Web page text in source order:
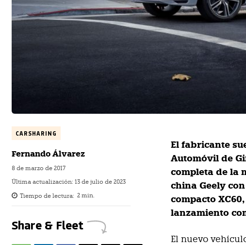
CARSHARING
Fernando Álvarez
8 de marzo de 2017
Última actualización: 13 de julio de 2023
Tiempo de lectura: 2 min.
Share & Fleet
El fabricante
Automóvil de
completa de la
china Geely
compacto
lanzamiento
El nuevo